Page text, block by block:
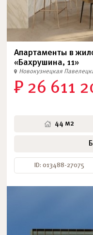
Апартаменты в
«Бахрушина, 11»
Новокузнецкая
₽ 26 611
44 м2
ID: 013488-27075